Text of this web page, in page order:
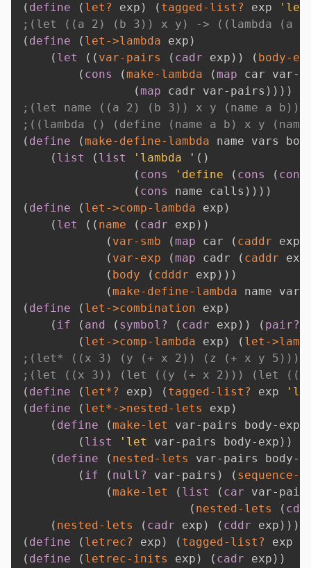
( define ( let? exp ) ( tagged-list? exp 'let
;(let ((a 2) (b 3)) x y) -> ((lambda (a
( define ( let->lambda exp )
( let ( ( var-pairs ( cadr exp ) ) ( body-
( cons (make-lambda ( map car var-
( map cadr var-pairs ) ) ) )
;(let name ((a 2) (b 3)) x y (name a b))
;((lambda () (define (name a b) x y
( define (make-define-lambda name vars
( list ( list 'lambda ' ( )
( cons 'define ( cons ( cons
( cons name calls ) ) ) )
( define ( let->comp-lambda exp )
( let ( ( name ( cadr exp ) )
( var-smb ( map car ( caddr exp
( var-exp ( map cadr ( caddr exp
( body ( cdddr exp ) ) )
(make-define-lambda name var-
( define ( let->combination exp )
( if ( and ( symbol? ( cadr exp ) ) ( pair?
( let->comp-lambda exp ) ( let-
;(let* ((x 3) (y (+ x 2)) (z (+ x y 5)))
;(let ((x 3)) (let ((y (+ x 2))) (let ((z
( define ( let*? exp ) ( tagged-list? exp
( define ( let*->nested-lets exp )
( define (make-let var-pairs body-exp
( list 'let var-pairs body-exp ) )
( define ( nested-lets
var-pairs body-
( if ( null? var-pairs ) ( sequence-
(make-let ( list ( car var-
( nested-lets ( cdr
( nested-lets ( cadr exp ) ( cddr exp ) ) )
( define ( letrec? exp ) ( tagged-list? exp
( define ( letrec-inits exp ) ( cadr exp ) )